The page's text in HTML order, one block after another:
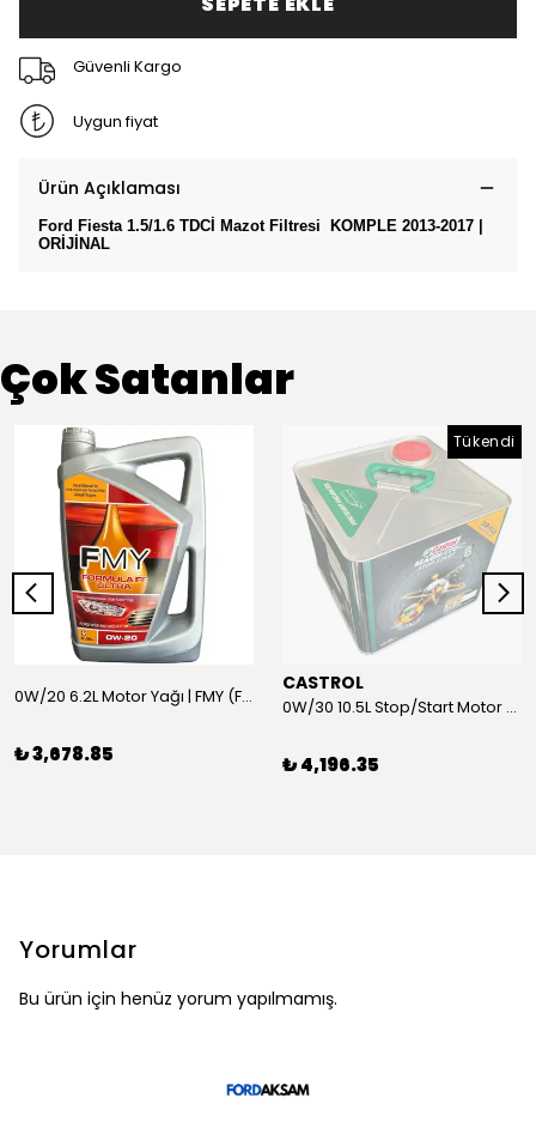
Güvenli Kargo
Uygun fiyat
Ürün Açıklaması
Ford Fiesta 1.5/1.6 TDCİ Mazot Filtresi KOMPLE 2013-2017 |
ORİJİNAL
Çok Satanlar
0W/20 6.2L Motor Yağı | FMY (Ford Motor Yağları)
₺ 3,678.85
Tükendi
CASTROL
0W/30 10.5L Stop/Start Motor Yağı | CASTROL
₺ 4,196.35
Yorumlar
Bu ürün için henüz yorum yapılmamış.